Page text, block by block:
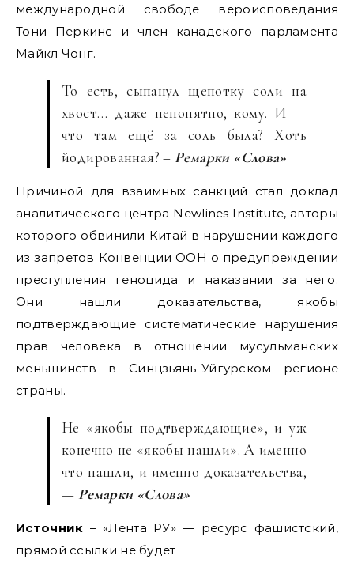
международной свободе вероисповедания
Тони Перкинс и член канадского парламента
Майкл Чонг.
То есть, сыпанул щепотку соли на
хвост… даже непонятно, кому. И —
что там ещё за соль была? Хоть
йодированная? – Ремарки «Слова»
Причиной для взаимных санкций стал доклад
аналитического центра Newlines Institute, авторы
которого обвинили Китай в нарушении каждого
из запретов Конвенции ООН о предупреждении
преступления геноцида и наказании за него.
Они нашли доказательства, якобы
подтверждающие систематические нарушения
прав человека в отношении мусульманских
меньшинств в Синцзьянь-Уйгурском регионе
страны.
Не «якобы подтверждающие», и уж
конечно не «якобы нашли». А именно
что нашли, и именно доказательства,
— Ремарки «Слова»
Источник – «Лента РУ» — ресурс фашистский,
прямой ссылки не будет